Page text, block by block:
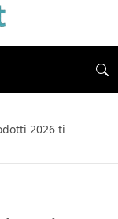
2026 ti